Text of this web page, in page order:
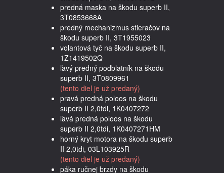
predná maska na škodu superb II,
3T0853668A
predný mechanizmus stieračov na
škodu superb II, 3T1955023
volantová tyč na škodu superb II,
1Z1419502Q
ľavý predný podblatník na škodu
superb II, 3T0809961
(tento diel je už predaný)
pravá predná poloos na škodu
superb II 2,0tdi, 1K0407272
ľavá predná poloos na škodu
superb II 2,0tdi, 1K0407271HM
horný kryt motora na škodu superb
II 2,0tdi, 03L103925R
(tento diel je už predaný)
páka ručnej brzdy na škodu